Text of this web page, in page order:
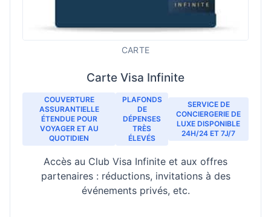
CARTE
Carte Visa Infinite
COUVERTURE
ASSURANTIELLE
ÉTENDUE POUR
VOYAGER ET AU
QUOTIDIEN
PLAFONDS
DE
DÉPENSES
TRÈS
ÉLEVÉS
SERVICE DE
CONCIERGERIE DE
LUXE DISPONIBLE
24H/24 ET 7J/7
Accès au Club Visa Infinite et aux offres
partenaires : réductions, invitations à des
événements privés, etc.